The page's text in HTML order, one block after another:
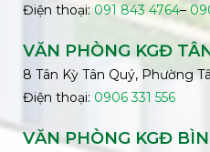
Điện thoại:091 843 4764–
VĂN PHÒNG KGĐ
8 Tân Kỳ Tân Quý, Phường
Điện thoại: 0906 331 556
VĂN PHÒNG KGĐ